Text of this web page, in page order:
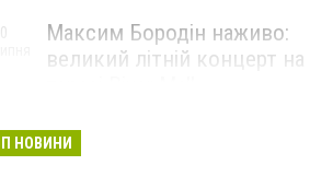
Максим Бородін наживо:
великий літній концерт на
НОВИНИ